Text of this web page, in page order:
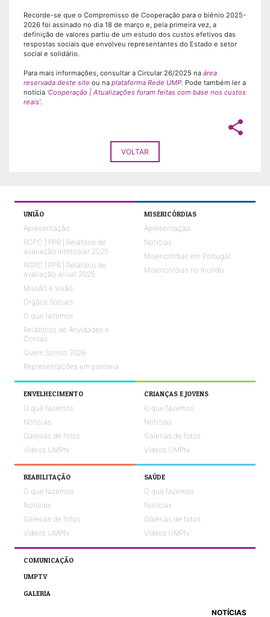
Recorde-se que o Compromisso de Cooperação para o biénio 2025-
2026 foi assinado no dia 18 de março e, pela primeira vez, a
definição de valores partiu de um estudo dos custos efetivos das
respostas sociais que envolveu representantes do Estado e setor
social e solidário.
Para mais informações, consultar a Circular 26/2025 na área
reservada deste site ou na plataforma Rede UMP. Pode também ler a
notícia ‘Cooperação | Atualizações foram feitas com base nos custos
reais’.
share
VOLTAR
UNIÃO
Apresentação
RGPC | PPR | Relatório de
avaliação intercalar 2025
RGPC | PPR | Relatório de
avaliação anual 2025
Missão e Visão
Órgãos Sociais
O que fazemos
Relatórios de Atividades e
Contas
Quem Somos 2026
Representações em parceria
MISERICÓRDIAS
Apresentação
Notícias
Misericórdias em Portugal
Misericórdias no mundo
ENVELHECIMENTO
O que fazemos
Notícias
Galerias de fotos
Vídeos UMPtv
CRIANÇAS E JOVENS
O que fazemos
Notícias
Galerias de fotos
Vídeos UMPtv
REABILITAÇÃO
O que fazemos
Notícias
Galerias de fotos
Vídeos UMPtv
SAÚDE
O que fazemos
Notícias
Galerias de fotos
Vídeos UMPtv
COMUNICAÇÃO
UMPTV
GALERIA
NOTÍCIAS